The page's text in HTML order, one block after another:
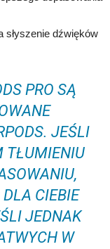
słyszenie dźwięków
PRO SĄ
JEŚLI
TŁUMIENIU
CIEBIE
JEDNAK
W